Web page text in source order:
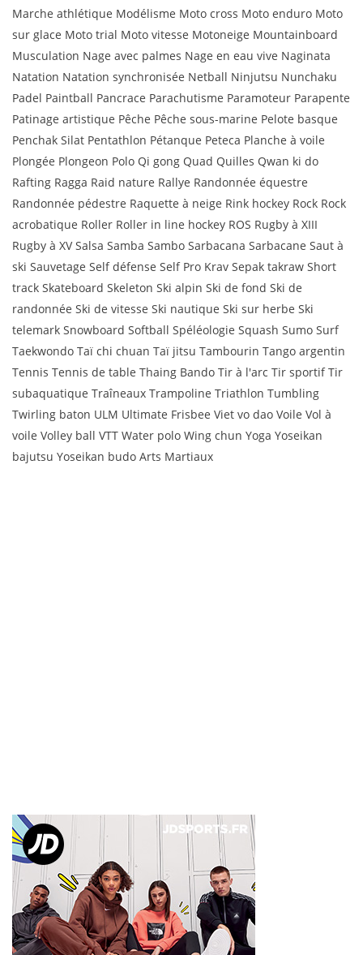
Marche athlétique Modélisme Moto cross Moto enduro Moto
sur glace Moto trial Moto vitesse Motoneige Mountainboard
Musculation Nage avec palmes Nage en eau vive Naginata
Natation Natation synchronisée Netball Ninjutsu Nunchaku
Padel Paintball Pancrace Parachutisme Paramoteur Parapente
Patinage artistique Pêche Pêche sous-marine Pelote basque
Penchak Silat Pentathlon Pétanque Peteca Planche à voile
Plongée Plongeon Polo Qi gong Quad Quilles Qwan ki do
Rafting Ragga Raid nature Rallye Randonnée équestre
Randonnée pédestre Raquette à neige Rink hockey Rock Rock
acrobatique Roller Roller in line hockey ROS Rugby à XIII
Rugby à XV Salsa Samba Sambo Sarbacana Sarbacane Saut à
ski Sauvetage Self défense Self Pro Krav Sepak takraw Short
track Skateboard Skeleton Ski alpin Ski de fond Ski de
randonnée Ski de vitesse Ski nautique Ski sur herbe Ski
telemark Snowboard Softball Spéléologie Squash Sumo Surf
Taekwondo Taï chi chuan Taï jitsu Tambourin Tango argentin
Tennis Tennis de table Thaing Bando Tir à l'arc Tir sportif Tir
subaquatique Traîneaux Trampoline Triathlon Tumbling
Twirling baton ULM Ultimate Frisbee Viet vo dao Voile Vol à
voile Volley ball VTT Water polo Wing chun Yoga Yoseikan
bajutsu Yoseikan budo Arts Martiaux